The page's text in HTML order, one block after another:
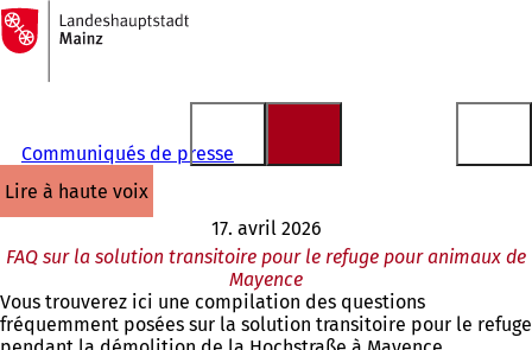
Accéder au contenu
Vers
la
page
d'accueil
Communiqués de presse
lire à haute voix
17. avril 2026
FAQ sur la solution transitoire pour le refuge pour animaux de
Mayence
Vous trouverez ici une compilation des questions
fréquemment posées sur la solution transitoire pour le refuge